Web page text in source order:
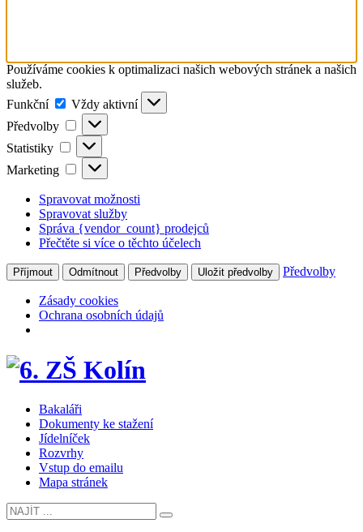
Používáme cookies k optimalizaci našich webových stránek a našich
služeb.
Funkční
Funkční
Vždy aktivní
Předvolby
Předvolby
Statistiky Statistiky
Marketing Marketing
Spravovat možnosti
Spravovat služby
Správa {vendor_count} prodejců
Přečtěte si více o těchto účelech
Příjmout Odmítnout Předvolby Uložit předvolby Předvolby
Zásady cookies
Ochrana osobních údajů
Bakaláři
Dokumenty ke stažení
Jídelníček
Rozvrhy
Vstup do emailu
Mapa stránek